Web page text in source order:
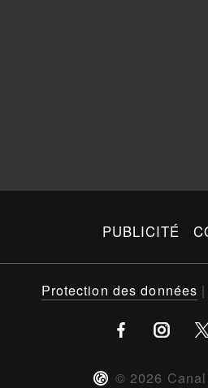
PUBLICITÉ
© 2026
Protection des données |